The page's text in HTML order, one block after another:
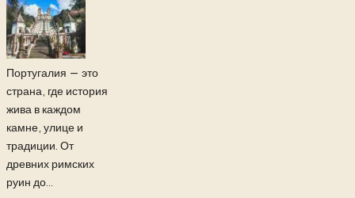
Португалия — это
страна, где история
жива в каждом
камне, улице и
традиции. От
древних римских
руин до...